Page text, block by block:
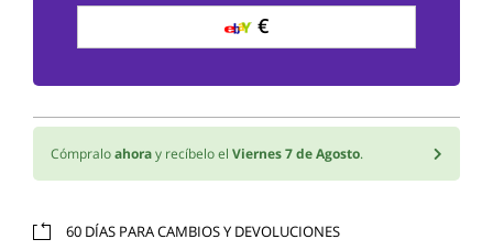
€
Cómpraloahoray recíbelo el Viernes 7 de Agosto.
60 DÍAS PARA CAMBIOS Y DEVOLUCIONES